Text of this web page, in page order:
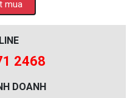
2468
DOANH